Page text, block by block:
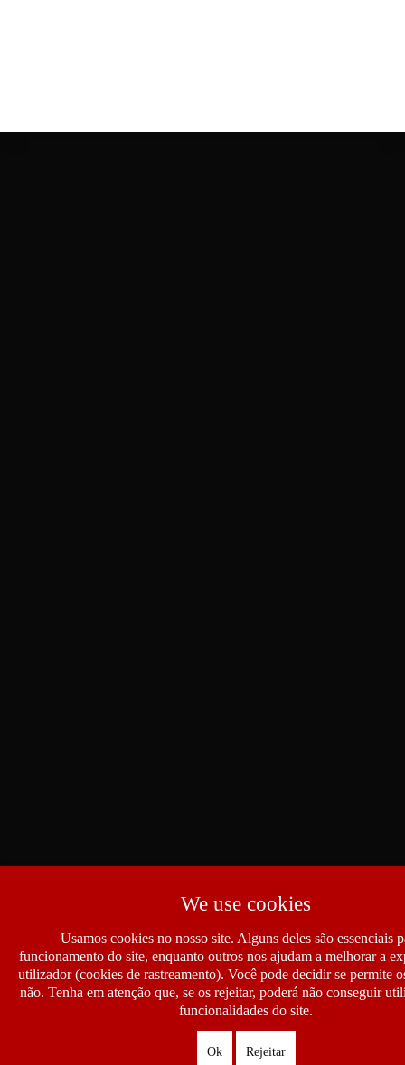
We use cookies
Usamos cookies no nosso site. Alguns deles são essenciais
funcionamento do site, enquanto outros nos ajudam a melhorar a
utilizador (cookies de rastreamento). Você pode decidir se permite
não. Tenha em atenção que, se os rejeitar, poderá não conseguir
funcionalidades do site.
Ok Rejeitar